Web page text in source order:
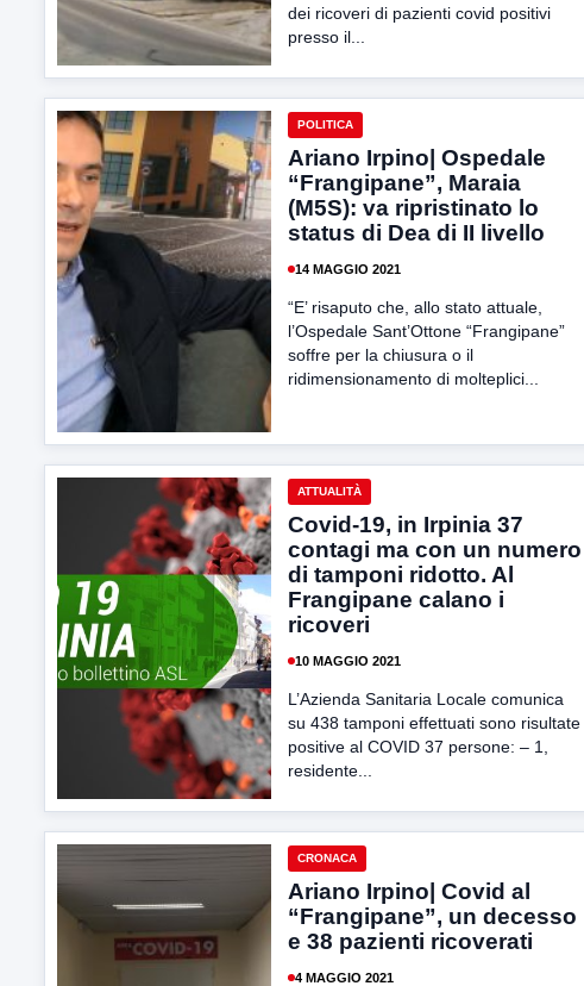
dei ricoveri di pazienti covid positivi
presso il...
POLITICA
Ariano Irpino| Ospedale
“Frangipane”, Maraia
(M5S): va ripristinato lo
status di Dea di II livello
14 MAGGIO 2021
“E’ risaputo che, allo stato attuale,
l’Ospedale Sant’Ottone “Frangipane”
soffre per la chiusura o il
ridimensionamento di molteplici...
ATTUALITÀ
Covid-19, in Irpinia 37
contagi ma con un numero
di tamponi ridotto. Al
Frangipane calano i
ricoveri
10 MAGGIO 2021
L’Azienda Sanitaria Locale comunica
su 438 tamponi effettuati sono risultate
positive al COVID 37 persone: – 1,
residente...
CRONACA
Ariano Irpino| Covid al
“Frangipane”, un decesso
e 38 pazienti ricoverati
4 MAGGIO 2021